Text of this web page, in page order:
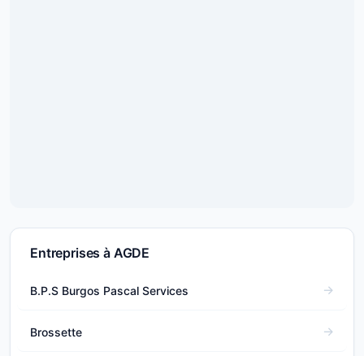
Entreprises à AGDE
B.P.S Burgos Pascal Services
Brossette